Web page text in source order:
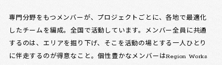
専門分野をもつメンバーが、プロジェクトごとに、各地で最適化
したチームを編成。全国で活動しています。メンバー全員に共通
するのは、エリアを掘り下げ、そこを活動の場とする一人ひとり
に伴走するのが得意なこと。個性豊かなメンバーはRegion Works